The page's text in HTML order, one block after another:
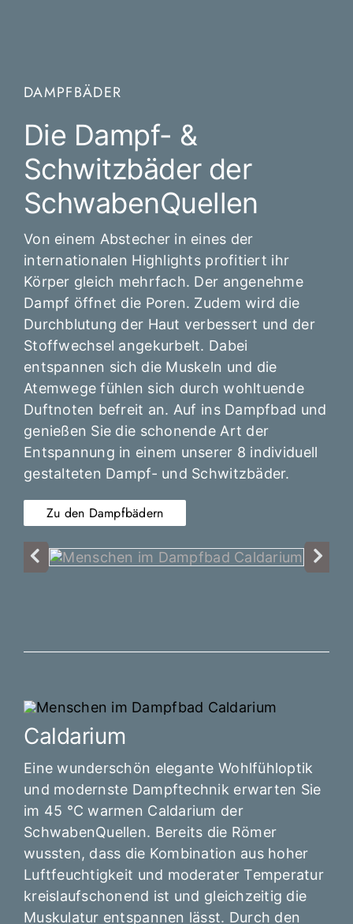
DAMPFBÄDER
Die Dampf- &
Schwitzbäder der
SchwabenQuellen
Von einem Abstecher in eines der
internationalen Highlights profitiert ihr
Körper gleich mehrfach. Der angenehme
Dampf öffnet die Poren. Zudem wird die
Durchblutung der Haut verbessert und der
Stoffwechsel angekurbelt. Dabei
entspannen sich die Muskeln und die
Atemwege fühlen sich durch wohltuende
Duftnoten befreit an. Auf ins Dampfbad und
genießen Sie die schonende Art der
Entspannung in einem unserer 8 individuell
gestalteten Dampf- und Schwitzbäder.
Zu den Dampfbädern
Caldarium
Eine wunderschön elegante Wohlfühloptik
und modernste Dampftechnik erwarten Sie
im 45 °C warmen Caldarium der
SchwabenQuellen. Bereits die Römer
wussten, dass die Kombination aus hoher
Luftfeuchtigkeit und moderater Temperatur
kreislaufschonend ist und gleichzeitig die
Muskulatur entspannen lässt. Durch den